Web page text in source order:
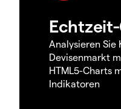
Analysieren Sie
Devisenmarkt
HTML5-Charts
Indikatoren